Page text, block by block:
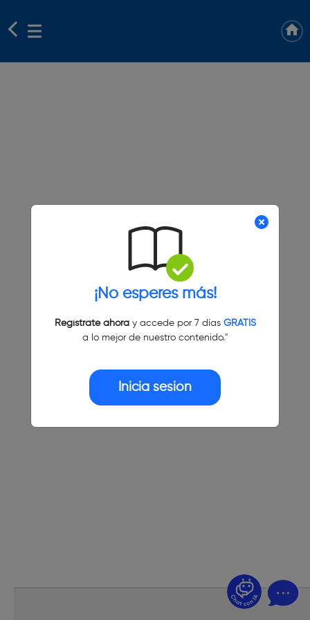
¡No esperes más!
Regístrate ahoray accede por 7 días GRATIS
a lo mejor de nuestro contenido."
Inicia sesión